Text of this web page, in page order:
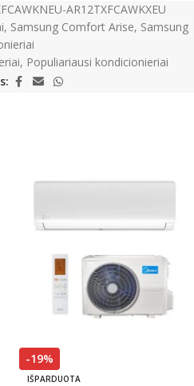
AR12TXFCAWKXEU
, Samsung Comfort Arise, Samsung
, Populiariausi kondicionieriai
-19%
IŠPARDUOTA